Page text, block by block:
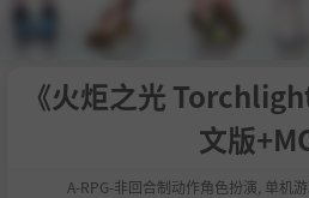
《火炬之光
文版
A-RPG-非回合制动作角色扮演 单机